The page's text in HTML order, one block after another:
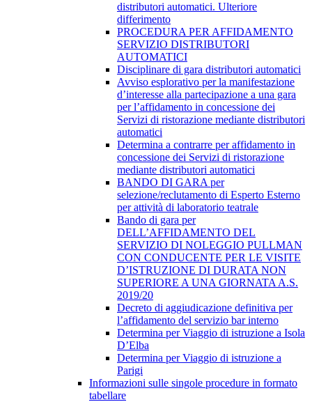
distributori automatici. Ulteriore
differimento
PROCEDURA PER AFFIDAMENTO
SERVIZIO DISTRIBUTORI
AUTOMATICI
Disciplinare di gara distributori automatici
Avviso esplorativo per la manifestazione
d’interesse alla partecipazione a una gara
per l’affidamento in concessione dei
Servizi di ristorazione mediante distributori
automatici
Determina a contrarre per affidamento in
concessione dei Servizi di ristorazione
mediante distributori automatici
BANDO DI GARA per
selezione/reclutamento di Esperto Esterno
per attività di laboratorio teatrale
Bando di gara per
DELL’AFFIDAMENTO DEL
SERVIZIO DI NOLEGGIO PULLMAN
CON CONDUCENTE PER LE VISITE
D’ISTRUZIONE DI DURATA NON
SUPERIORE A UNA GIORNATA A.S.
2019/20
Decreto di aggiudicazione definitiva per
l’affidamento del servizio bar interno
Determina per Viaggio di istruzione a Isola
D’Elba
Determina per Viaggio di istruzione a
Parigi
Informazioni sulle singole procedure in formato
tabellare